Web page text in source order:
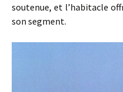
soutenue, et l’habitacle
son segment.